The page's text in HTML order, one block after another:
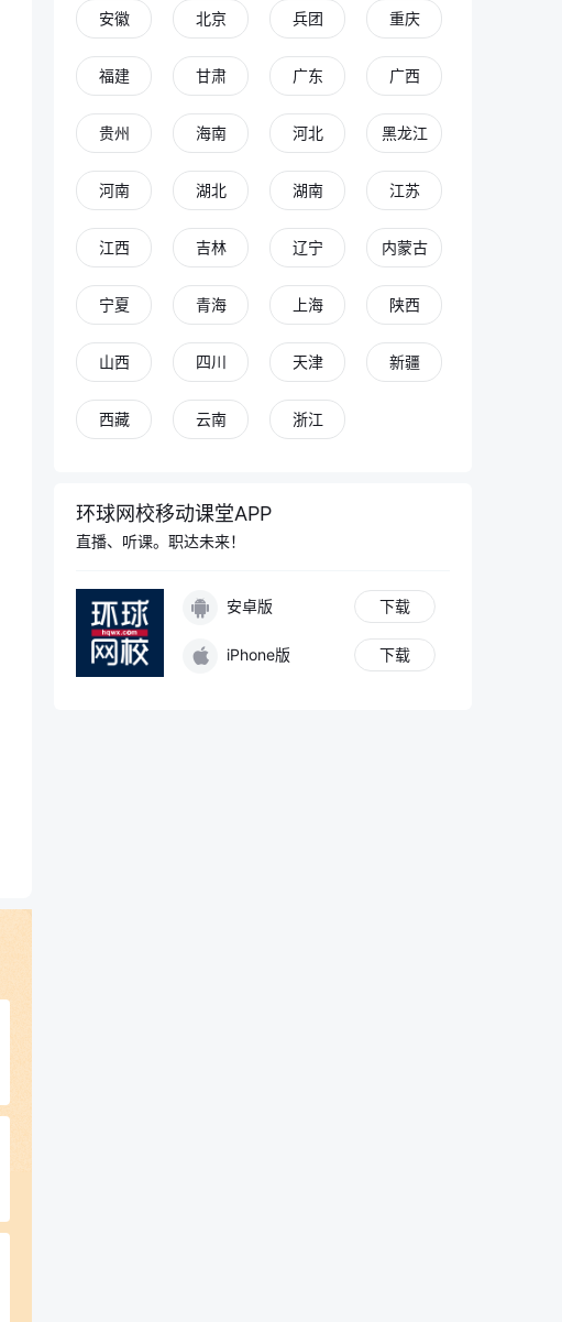
安徽 北京 兵团 重庆
福建 甘肃 广东 广西
贵州 海南 河北 黑龙江
河南 湖北 湖南 江苏
江西 吉林 辽宁 内蒙古
宁夏 青海 上海 陕西
山西 四川 天津 新疆
西藏 云南 浙江
环球网校移动课堂APP
直播、听课。职达未来！
安卓版 下载
iPhone版 下载